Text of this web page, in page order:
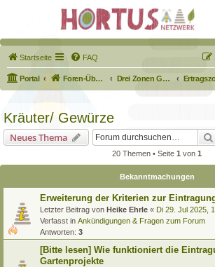
Startseite FAQ
Portal Foren-Übersicht Drei Zonen Garten
Kräuter/ Gewürze
Neues Thema
20 Themen • Seite 1 von 1
Bekanntmachungen
Erweiterung der Kriterien zur
Letzter Beitrag von Heike Ehrle « Di 29. Jul 2025,
Verfasst in Ankündigungen & Fragen zum Forum
Antworten: 3
[Bitte lesen] Wie funktioniert die
Gartenprojekte